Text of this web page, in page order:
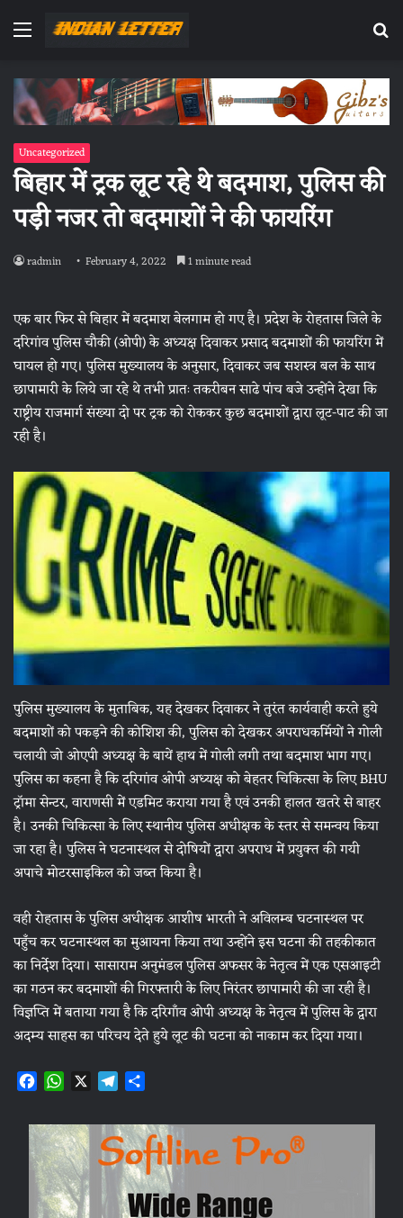
Menu
Uncategorized
बिहार में ट्रक लूट रहे थे बदमाश, पुलिस की
पड़ी नजर तो बदमाशों ने की फायरिंग
radmin February 4, 2022 1 minute read
एक बार फिर से बिहार में बदमाश बेलगाम हो गए है। प्रदेश के रोहतास जिले के
दरिगांव पुलिस चौकी (ओपी) के अध्यक्ष दिवाकर प्रसाद बदमाशों की फायरिंग में
घायल हो गए। पुलिस मुख्यालय के अनुसार, दिवाकर जब सशस्त्र बल के साथ
छापामारी के लिये जा रहे थे तभी प्रातः तकरीबन साढे पांच बजे उन्होंने देखा कि
राष्ट्रीय राजमार्ग संख्या दो पर ट्रक को रोककर कुछ बदमाशों द्वारा लूट-पाट की जा
रही है।
पुलिस मुख्यालय के मुताबिक, यह देखकर दिवाकर ने तुरंत कार्यवाही करते हुये
बदमाशों को पकड़ने की कोशिश की, पुलिस को देखकर अपराधकर्मियों ने गोली
चलायी जो ओएपी अध्यक्ष के बायें हाथ में गोली लगी तथा बदमाश भाग गए।
पुलिस का कहना है कि दरिगांव ओपी अध्यक्ष को बेहतर चिकित्सा के लिए BHU
ट्रॉमा सेन्टर, वाराणसी में एडमिट कराया गया है एवं उनकी हालत खतरे से बाहर
है। उनकी चिकित्सा के लिए स्थानीय पुलिस अधीक्षक के स्तर से समन्वय किया
जा रहा है। पुलिस ने घटनास्थल से दोषियों द्वारा अपराध में प्रयुक्त की गयी
अपाचे मोटरसाइकिल को जब्त किया है।
वही रोहतास के पुलिस अधीक्षक आशीष भारती ने अविलम्ब घटनास्थल पर
पहुँच कर घटनास्थल का मुआयना किया तथा उन्होंने इस घटना की तहकीकात
का निर्देश दिया। सासाराम अनुमंडल पुलिस अफसर के नेतृत्व में एक एसआइटी
का गठन कर बदमाशों की गिरफ्तारी के लिए निरंतर छापामारी की जा रही है।
विज्ञप्ति में बताया गया है कि दरिगाँव ओपी अध्यक्ष के नेतृत्व में पुलिस के द्वारा
अदम्य साहस का परिचय देते हुये लूट की घटना को नाकाम कर दिया गया।
F
c
e
b
o
o
W
a
t
s
A
p
X T
l
e
g
r
a
a
r
e